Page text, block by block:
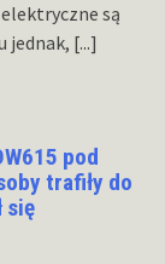
są
jednak, [...]
pod
trafiły do
się